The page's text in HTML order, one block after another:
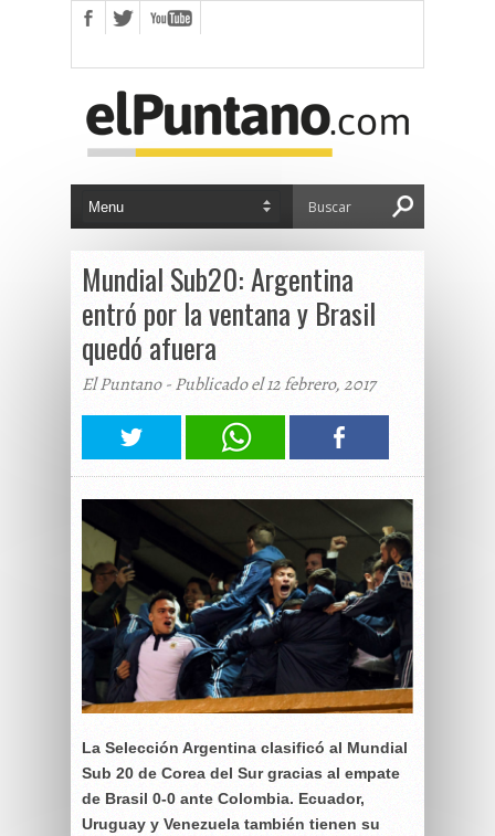
Mundial Sub20: Argentina
entró por la ventana y Brasil
quedó afuera
El Puntano - Publicado el 12 febrero, 2017
La Selección Argentina clasificó al Mundial
Sub 20 de Corea del Sur gracias al empate
de Brasil 0-0 ante Colombia. Ecuador,
Uruguay y Venezuela también tienen su